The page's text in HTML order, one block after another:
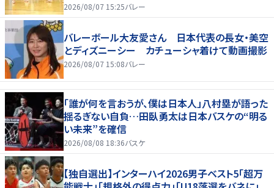
2026/08/07 15:25バレー
バレーボール大友愛さん 日本代表の長女・美空
とディズニーシー カチューシャ着けて動画撮影
2026/08/07 15:08バレー
「誰が何を言おうが、僕は日本人」八村塁が語った
揺るぎない自負…田臥勇太は日本バスケの“明る
い未来”を確信
2026/08/08 18:36バスケ
【独自選出】インターハイ2026男子ベスト5「超万